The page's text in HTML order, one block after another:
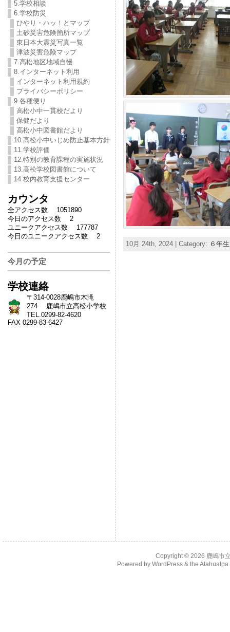
5.学校相談
6.学校防災
ひやり・ハッ！とマップ
土砂災害危険箇所マップ
東日本大震災写真一覧
津波災害危険マップ
7.高松地区地域自慢
8.インターネット利用
インターネット利用規約
プライバシーポリシー
9.各種便り
高松小中一貫校だより
保健だより
高松小中図書館だより
10.高松小中いじめ防止基本方針
11.学校評価
12.特別の教育課程の実施状況
13.高松学校図書館について
14 校内教育支援センター
カウンタ
全アクセス数 1051890
今日のアクセス数 2
ユニークアクセス数 177787
今日のユニークアクセス数 2
今月の予定
学校連絡
〒314-0028鹿嶋市木滝
274 鹿嶋市立高松小学校
TEL.0299-82-4620
FAX 0299-83-6427
10月 24th, 2024 | Category: ６年生
Copyright © 2026 鹿嶋市
Powered by WordPress& the Atahualpa